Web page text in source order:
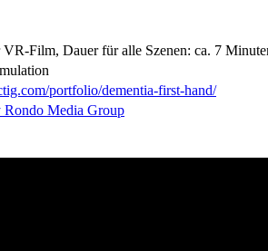
Film, Dauer für alle Szenen: ca. 7
portfolio/dementia-first-hand/
Rondo Media Group